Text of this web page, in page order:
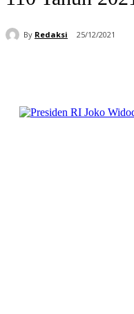
By Redaksi 25/12/2021